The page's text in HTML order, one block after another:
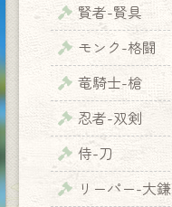
賢者-賢具
モンク-格闘
竜騎士-槍
忍者-双剣
侍-刀
リーパー-大鎌